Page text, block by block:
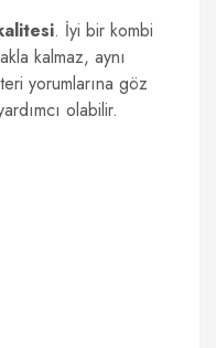
. İyi bir kombi
kalmaz, aynı
yorumlarına göz
olabilir.